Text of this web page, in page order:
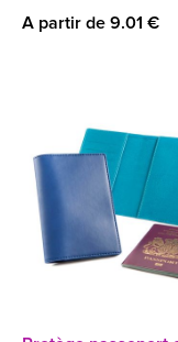
A partir de 9.01 €